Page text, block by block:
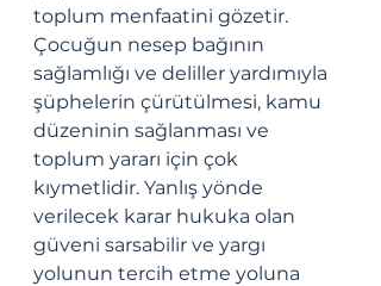
toplum menfaatini gözetir.
Çocuğun nesep bağının
sağlamlığı ve deliller yardımıyla
şüphelerin çürütülmesi, kamu
düzeninin sağlanması ve
toplum yararı için çok
kıymetlidir. Yanlış yönde
verilecek karar hukuka olan
güveni sarsabilir ve yargı
yolunun tercih etme yoluna